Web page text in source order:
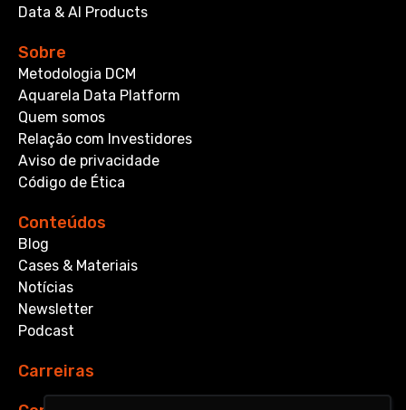
Data & AI Products
Sobre
Metodologia DCM
Aquarela Data Platform
Quem somos
Relação com Investidores
Aviso de privacidade
Código de Ética
Conteúdos
Blog
Cases & Materiais
Notícias
Newsletter
Podcast
Carreiras